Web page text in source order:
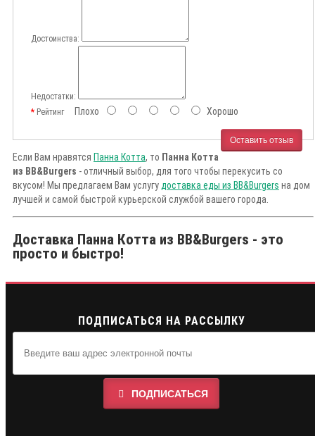
Достоинства:
Недостатки:
РейтингПлохо Хорошо
Оставить отзыв
Если Вам нравятся Панна Котта, то Панна Котта
из BB&Burgers - отличный выбор, для того чтобы перекусить со
вкусом! Мы предлагаем Вам услугу доставка еды из BB&Burgers на дом
лучшей и самой быстрой курьерской службой вашего города.
Доставка Панна Котта из BB&Burgers - это
просто и быстро!
ПОДПИСАТЬСЯ НА РАССЫЛКУ
ПОДПИСАТЬСЯ